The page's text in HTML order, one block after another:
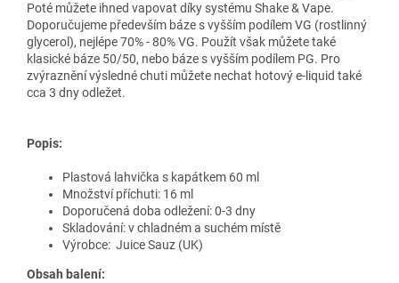
Poté můžete ihned vapovat díky systému Shake & Vape.
Doporučujeme především báze s vyšším podílem VG (rostlinný
glycerol), nejlépe 70% - 80% VG. Použít však můžete také
klasické báze 50/50, nebo báze s vyšším podílem PG. Pro
zvýraznění výsledné chuti můžete nechat hotový e-liquid také
cca 3 dny odležet.
Popis:
Plastová lahvička s kapátkem 60 ml
Množství příchuti: 16 ml
Doporučená doba odležení: 0-3 dny
Skladování: v chladném a suchém místě
Výrobce: Juice Sauz (UK)
Obsah balení: